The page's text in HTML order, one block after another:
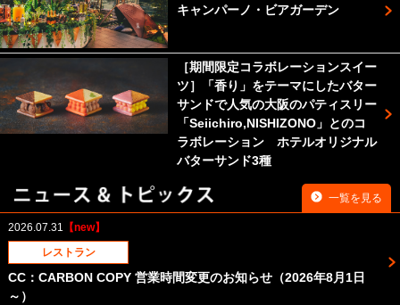
キャンパーノ・ビアガーデン
［期間限定コラボレーションスイー
ツ］「香り」をテーマにしたバター
サンドで人気の大阪のパティスリー
「Seiichiro,NISHIZONO」とのコ
ラボレーション ホテルオリジナル
バターサンド3種
一覧を見る
2026.07.31
レストラン
CC：CARBON COPY 営業時間変更のお知らせ（2026年8月1日
～）